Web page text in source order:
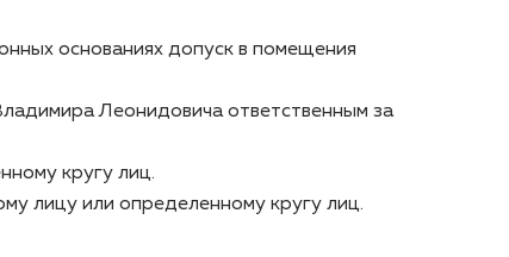
основаниях допуск в помещения
Леонидовича ответственным за
кругу лиц.
лицу или определенному кругу лиц.